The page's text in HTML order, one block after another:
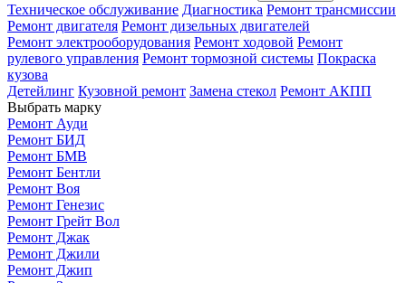
Техническое обслуживание Диагностика Ремонт трансмиссии
Ремонт двигателя Ремонт дизельных двигателей
Ремонт электрооборудования Ремонт ходовой Ремонт
рулевого управления Ремонт тормозной системы Покраска
кузова
Детейлинг Кузовной ремонт Замена стекол Ремонт АКПП
Выбрать марку
Ремонт Ауди
Ремонт БИД
Ремонт БМВ
Ремонт Бентли
Ремонт Воя
Ремонт Генезис
Ремонт Грейт Вол
Ремонт Джак
Ремонт Джили
Ремонт Джип